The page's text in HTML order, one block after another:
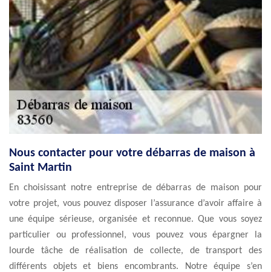
Nous contacter pour votre débarras de maison à
Saint Martin
En choisissant notre entreprise de débarras de maison pour
votre projet, vous pouvez disposer l’assurance d’avoir affaire à
une équipe sérieuse, organisée et reconnue. Que vous soyez
particulier ou professionnel, vous pouvez vous épargner la
lourde tâche de réalisation de collecte, de transport des
différents objets et biens encombrants. Notre équipe s’en